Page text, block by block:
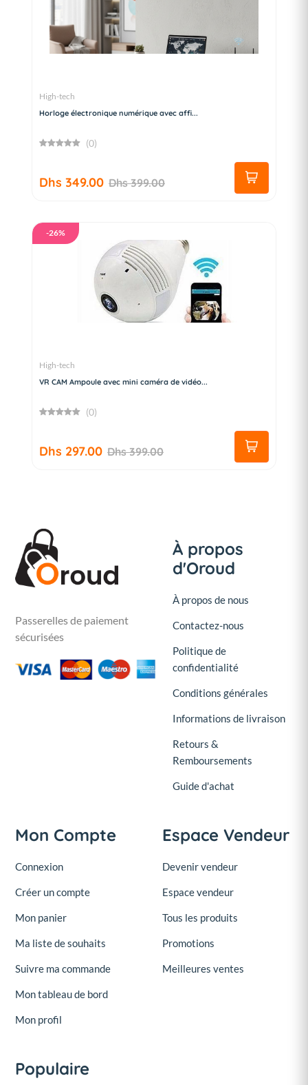
High-tech
Horloge électronique numérique avec affi...
(0)
Dhs 349.00 Dhs 399.00
-26%
High-tech
VR CAM Ampoule avec mini caméra de vidéo...
(0)
Dhs 297.00 Dhs 399.00
Passerelles de paiement
sécurisées
À propos
d'Oroud
À propos de nous
Contactez-nous
Politique de
confidentialité
Conditions générales
Informations de livraison
Retours &
Remboursements
Guide d'achat
Mon Compte
Connexion
Créer un compte
Mon panier
Ma liste de souhaits
Suivre ma commande
Mon tableau de bord
Mon profil
Espace Vendeur
Devenir vendeur
Espace vendeur
Tous les produits
Promotions
Meilleures ventes
Populaire